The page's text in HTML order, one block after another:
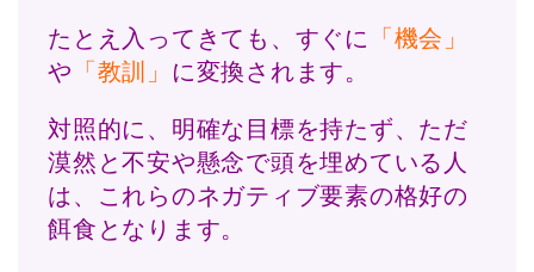
たとえ入ってきても、すぐに
「機会」
や 「教訓」 に変換されます。
対照的に、明確な目標を持たず、ただ
漠然と不安や懸念で頭を埋めている人
は、これらのネガティブ要素の格好の
餌食となります。